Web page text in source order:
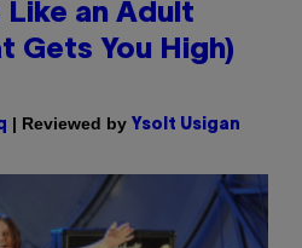
Like an Adult
Gets You High)
| Reviewed by Ysolt Usigan